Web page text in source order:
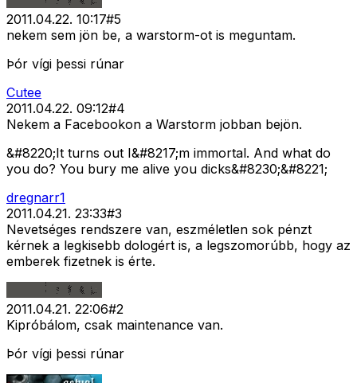
2011.04.22. 10:17#5
nekem sem jön be, a warstorm-ot is meguntam.
Þór vígi þessi rúnar
Cutee
2011.04.22. 09:12#4
Nekem a Facebookon a Warstorm jobban bejön.
&#8220;It turns out I&#8217;m immortal. And what do
you do? You bury me alive you dicks&#8230;&#8221;
dregnarr1
2011.04.21. 23:33#3
Nevetséges rendszere van, eszméletlen sok pénzt
kérnek a legkisebb dologért is, a legszomorúbb, hogy az
emberek fizetnek is érte.
2011.04.21. 22:06#2
Kipróbálom, csak maintenance van.
Þór vígi þessi rúnar